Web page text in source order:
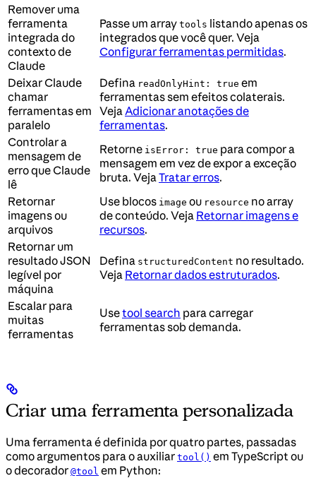
Remover uma
ferramenta
integrada do
contexto de
Claude
Passe um array tools listando apenas os
integrados que você quer. Veja
Configurar ferramentas permitidas.
Deixar Claude
chamar
ferramentas em
paralelo
Defina readOnlyHint: true em
ferramentas sem efeitos colaterais.
Veja Adicionar anotações de
ferramentas.
Controlar a
mensagem de
erro que Claude
lê
Retorne isError: true para compor a
mensagem em vez de expor a exceção
bruta. Veja Tratar erros.
Retornar
imagens ou
arquivos
Use blocos image ou resource no array
de conteúdo. Veja Retornar imagens e
recursos.
Retornar um
resultado JSON
legível por
máquina
Defina structuredContent no resultado.
Veja Retornar dados estruturados.
Escalar para
muitas
ferramentas
Usetool search para carregar
ferramentas sob demanda.
Criar uma ferramenta personalizada
Uma ferramenta é definida por quatro partes, passadas
como argumentos para o auxiliar tool() em TypeScript ou
o decorador @tool em Python: